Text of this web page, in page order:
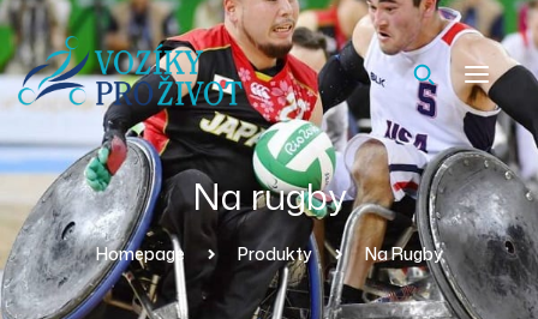
Na rugby
Homepage Produkty Na Rugby